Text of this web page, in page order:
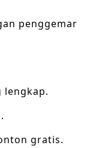
penggemar
lengkap.
gratis.